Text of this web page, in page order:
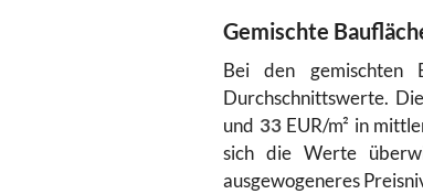
Gemischte
Bei den gemischten
Durchschnittswerte.
und 33EUR/m² in
sich die Werte
ausgewogeneres